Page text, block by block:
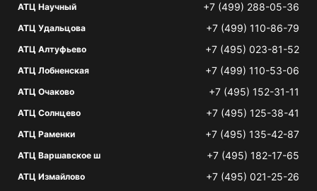
АТЦ Научный +7 (499) 288-05-36
АТЦ Удальцова +7 (499) 110-86-79
АТЦ Алтуфьево +7 (495) 023-81-52
АТЦ Лобненская +7 (499) 110-53-06
АТЦ Очаково +7 (495) 152-31-11
АТЦ Солнцево +7 (495) 125-38-41
АТЦ Раменки +7 (495) 135-42-87
АТЦ Варшавское ш +7 (495) 182-17-65
АТЦ Измайлово +7 (495) 021-25-26